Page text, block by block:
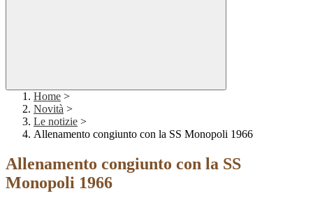
Home >
Novità >
Le notizie >
Allenamento congiunto con la SS Monopoli 1966
Allenamento congiunto con la SS
Monopoli 1966